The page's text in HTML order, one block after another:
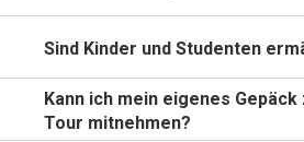
Sind Kinder und Studenten
Kann ich mein eigenes Gepäck
Tour mitnehmen?